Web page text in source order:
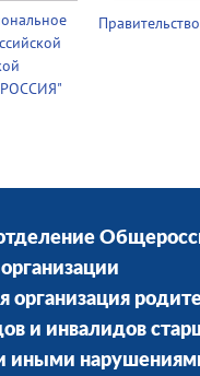
Правительство
организация
и инвалидов
иными